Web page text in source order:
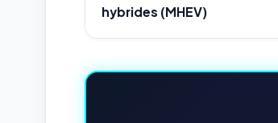
hybrides (MHEV)